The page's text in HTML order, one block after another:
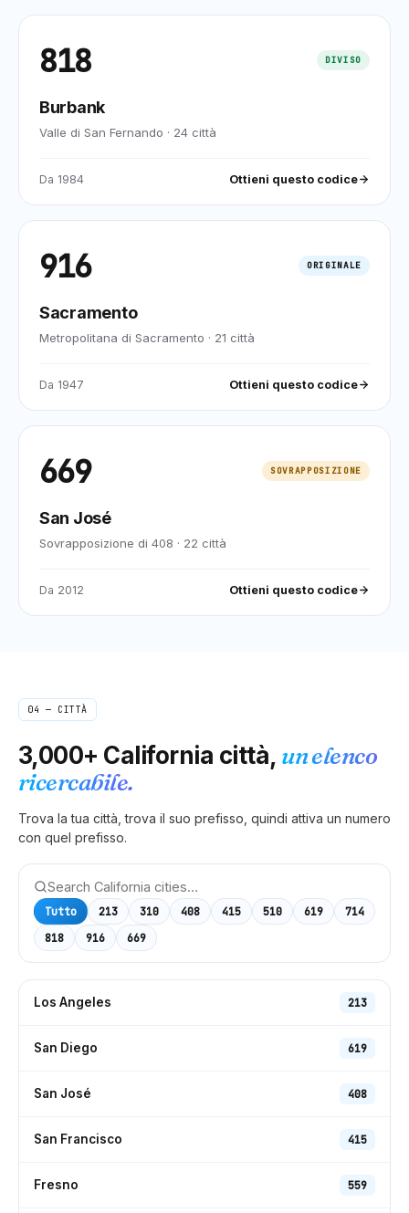
818 DIVISO
Burbank
Valle di San Fernando · 24 città
Da 1984 Ottieni questo codice
916 ORIGINALE
Sacramento
Metropolitana di Sacramento · 21 città
Da 1947 Ottieni questo codice
669 SOVRAPPOSIZIONE
San José
Sovrapposizione di 408 · 22 città
Da 2012 Ottieni questo codice
04 — CITTÀ
3,000+ California città, un elenco
ricercabile.
Trova la tua città, trova il suo prefisso, quindi attiva un numero
con quel prefisso.
Tutto 213 310 408 415 510 619
714
818
916 669
Los Angeles 213
San Diego 619
San José 408
San Francisco 415
Fresno 559